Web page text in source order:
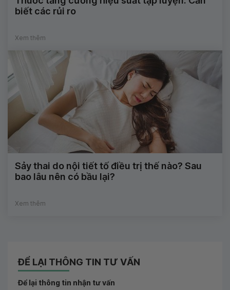
biết các rủi ro
Xem thêm
Sảy thai do nội tiết tố điều trị thế nào? Sau
bao lâu nên có bầu lại?
Xem thêm
ĐỂ LẠI THÔNG TIN TƯ VẤN
Để lại thông tin nhận tư vấn